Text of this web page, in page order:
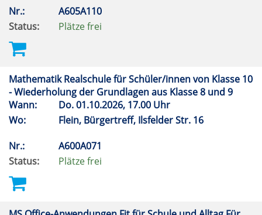
Nr.:
A605A110
Status:
Plätze frei
Mathematik Realschule für Schüler/innen von Klasse 10
- Wiederholung der Grundlagen aus Klasse 8 und 9
Wann:
Do.01.10.2026, 17.00 Uhr
Wo:
Flein, Bürgertreff, Ilsfelder Str. 16
Nr.:
A600A071
Status:
Plätze frei